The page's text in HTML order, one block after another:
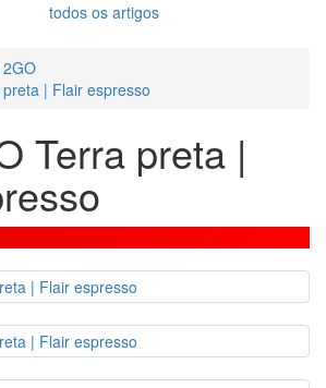
todos os artigos
| Flair espresso
Terra preta |